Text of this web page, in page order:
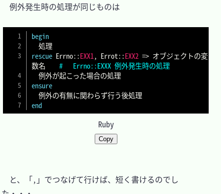
例外発生時の処理が同じものは
begin
  処理
rescue Errno::EXX1, Errot::EXX2 => オブジェクトの変
#	Errno::EXXX 例外発生時の処理
  例外が起こった場合の処理
ensure
  例外の有無に関わらず行う後処理
end
Ruby
Copy
と、「,」でつなげて行けば、短く書けるのでし